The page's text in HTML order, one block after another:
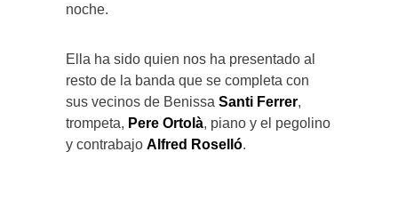
noche.
Ella ha sido quien nos ha presentado al
resto de la banda que se completa con
sus vecinos de Benissa Santi Ferrer,
trompeta, Pere Ortolà, piano y el pegolino
y contrabajo Alfred Roselló.